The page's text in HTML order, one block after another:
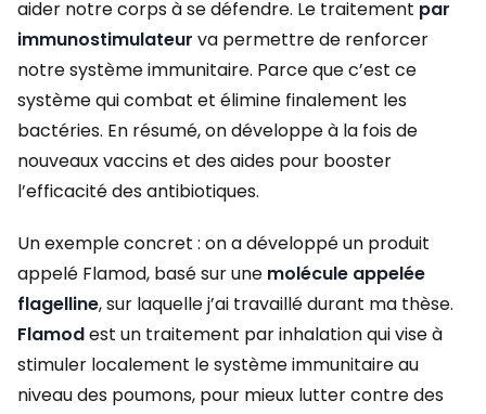
aider notre corps à se défendre. Le traitement par
immunostimulateur va permettre de renforcer
notre système immunitaire. Parce que c’est ce
système qui combat et élimine finalement les
bactéries. En résumé, on développe à la fois de
nouveaux vaccins et des aides pour booster
l’efficacité des antibiotiques.
Un exemple concret : on a développé un produit
appelé Flamod, basé sur une molécule appelée
flagelline, sur laquelle j’ai travaillé durant ma thèse.
Flamodest un traitement par inhalation qui vise à
stimuler localement le système immunitaire au
niveau des poumons, pour mieux lutter contre des